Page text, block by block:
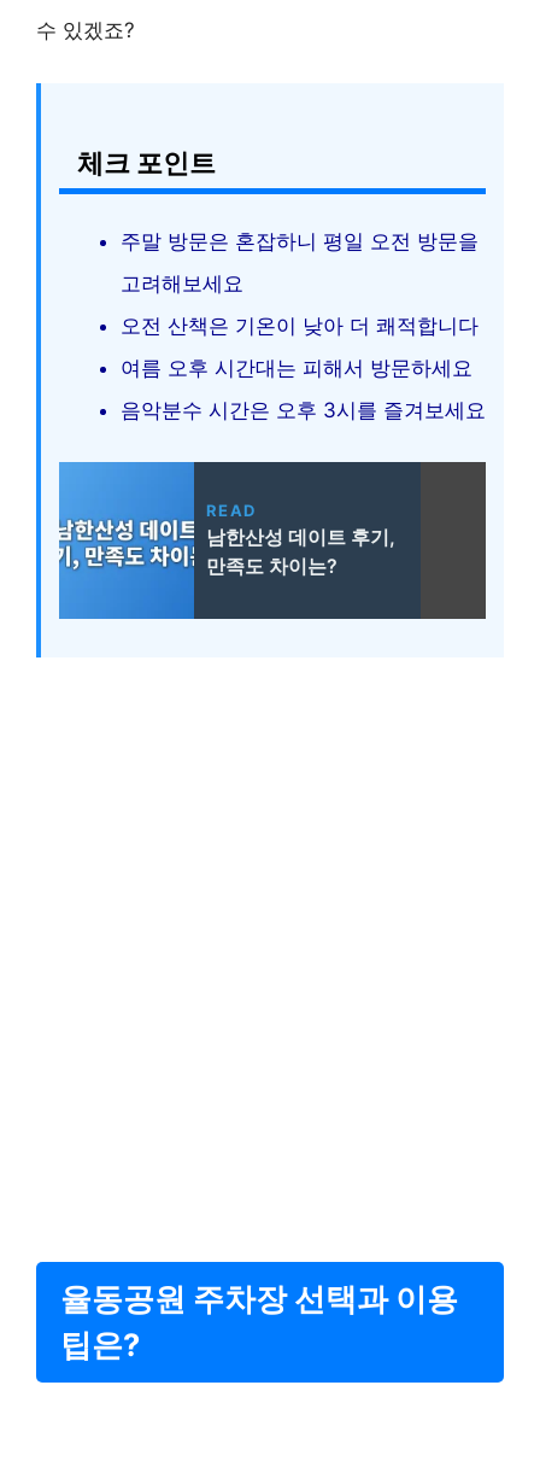
수 있겠죠?
체크 포인트
주말 방문은 혼잡하니 평일 오전 방문을
고려해보세요
오전 산책은 기온이 낮아 더 쾌적합니다
여름 오후 시간대는 피해서 방문하세요
음악분수 시간은 오후 3시를 즐겨보세요
READ
남한산성 데이트 후기,
만족도 차이는?
율동공원 주차장 선택과 이용
팁은?